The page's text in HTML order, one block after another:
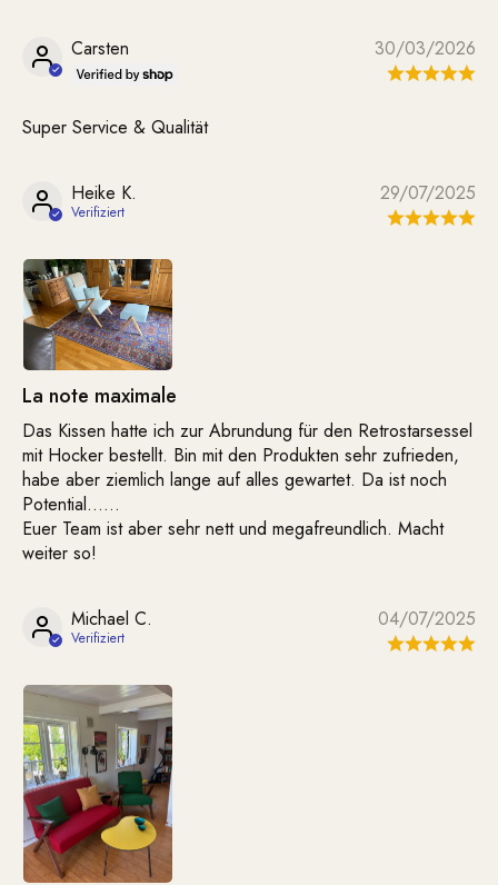
30/03/2026
Carsten
Super Service & Qualität
29/07/2025
Heike K.
La note maximale
Das Kissen hatte ich zur Abrundung für den Retrostarsessel
mit Hocker bestellt. Bin mit den Produkten sehr zufrieden,
habe aber ziemlich lange auf alles gewartet. Da ist noch
Potential……
Euer Team ist aber sehr nett und megafreundlich. Macht
weiter so!
04/07/2025
Michael C.